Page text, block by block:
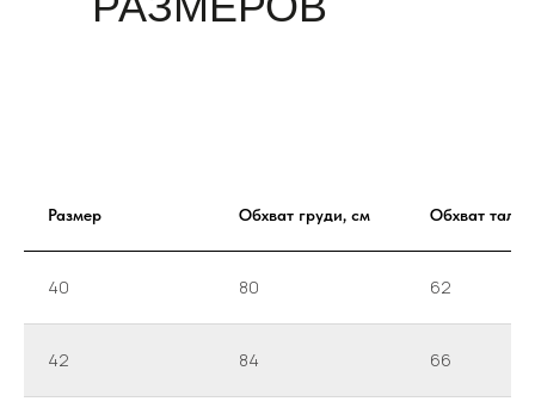
Размер Обхват груди, см Обхват
40 80 62
42 84 66